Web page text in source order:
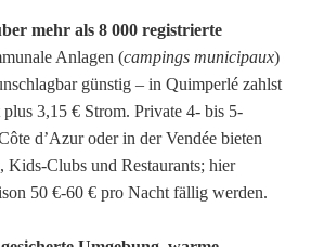
mehr als 8 000 registrierte
Anlagen (campings municipaux)
günstig – in Quimperlé zahlst
3,15 € Strom. Private 4- bis 5-
d’Azur oder in der Vendée bieten
Kids-Clubs und Restaurants; hier
50 €-60 € pro Nacht fällig werden.